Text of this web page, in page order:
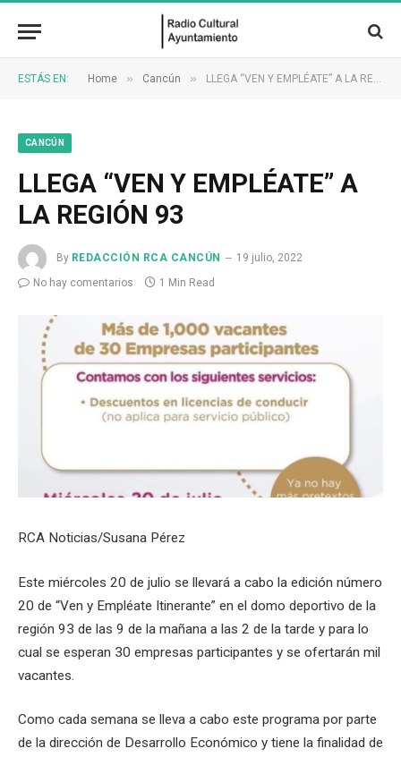
ESTÁS EN: Home » Cancún » LLEGA “VEN Y EMPLÉATE” A LA REGIÓN 93
CANCÚN
LLEGA “VEN Y EMPLÉATE” A
LA REGIÓN 93
By REDACCIÓN RCA CANCÚN
19 julio, 2022
No hay comentarios
1 Min Read
RCA Noticias/Susana Pérez
Este miércoles 20 de julio se llevará a cabo la edición número
20 de “Ven y Empléate Itinerante” en el domo deportivo de la
región 93 de las 9 de la mañana a las 2 de la tarde y para lo
cual se esperan 30 empresas participantes y se ofertarán mil
vacantes.
Como cada semana se lleva a cabo este programa por parte
de la dirección de Desarrollo Económico y tiene la finalidad de